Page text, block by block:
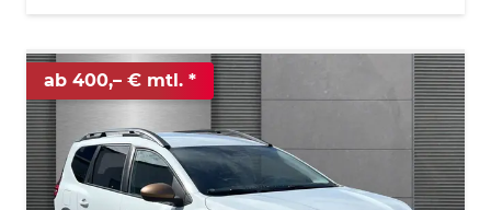
ab 400,– € mtl.